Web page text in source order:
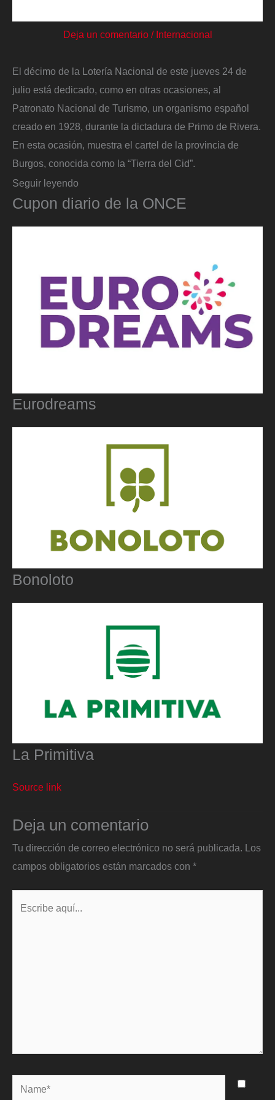
Deja un comentario / Internacional
El décimo de la Lotería Nacional de este jueves 24 de
julio está dedicado, como en otras ocasiones, al
Patronato Nacional de Turismo, un organismo español
creado en 1928, durante la dictadura de Primo de Rivera.
En esta ocasión, muestra el cartel de la provincia de
Burgos, conocida como la “Tierra del Cid”.
Seguir leyendo
Cupon diario de la ONCE
Eurodreams
Bonoloto
La Primitiva
Source link
Deja un comentario
Tu dirección de correo electrónico no será publicada. Los
campos obligatorios están marcados con *
Name*